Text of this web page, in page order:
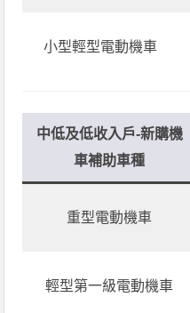
小型輕型電動機車
中低及低收入戶-新購機
車補助車種
重型電動機車
輕型第一級電動機車